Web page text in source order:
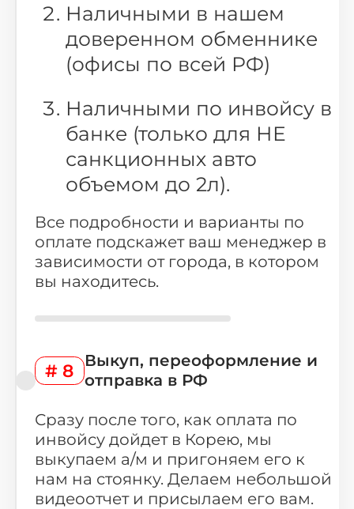
Наличными в нашем
доверенном обменнике
(офисы по всей РФ)
Наличными по инвойсу в
банке (только для НЕ
санкционных авто
объемом до 2л).
Все подробности и варианты по
оплате подскажет ваш менеджер в
зависимости от города, в котором
вы находитесь.
# 8 Выкуп, переоформление и
отправка в РФ
Сразу после того, как оплата по
инвойсу дойдет в Корею, мы
выкупаем а/м и пригоняем его к
нам на стоянку. Делаем небольшой
видеоотчет и присылаем его вам.